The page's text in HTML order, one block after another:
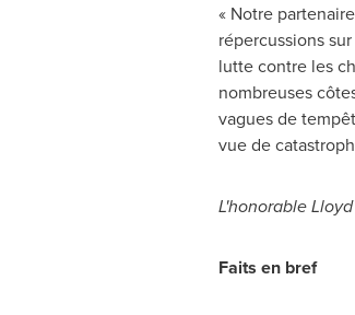
« Notre
répercussions
lutte contre les
nombreuses
vagues de
vue de
L'honorable
Faits en bref